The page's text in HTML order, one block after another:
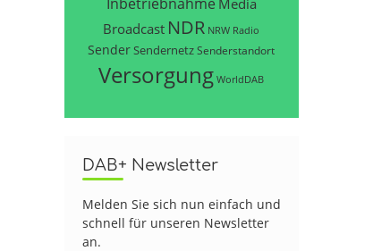
Broadcast NDR NRW Radio
SenderSendernetzSenderstandort
Versorgung WorldDAB
DAB+ Newsletter
Melden Sie sich nun einfach und
schnell für unseren Newsletter
an.